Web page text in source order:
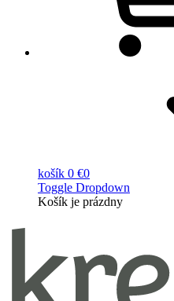
košík 0 €0
Toggle Dropdown
Košík je prázdny